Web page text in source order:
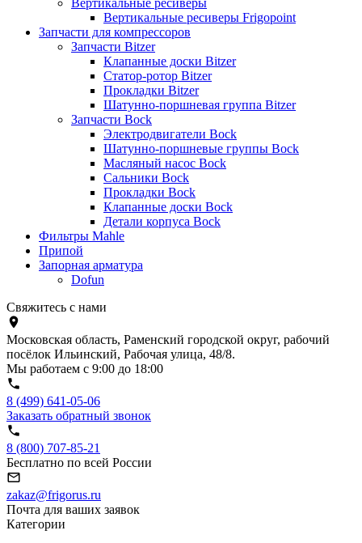
Вертикальные ресиверы Frigopoint
Запчасти для компрессоров
Запчасти Bitzer
Клапанные доски Bitzer
Статор-ротор Bitzer
Прокладки Bitzer
Шатунно-поршневая группа Bitzer
Запчасти Bock
Электродвигатели Bock
Шатунно-поршневые группы Bock
Масляный насос Bock
Сальники Bock
Прокладки Bock
Клапанные доски Bock
Детали корпуса Bock
Фильтры Mahle
Припой
Запорная арматура
Dofun
Свяжитесь с нами
Московская область, Раменский городской округ, рабочий
посёлок Ильинский, Рабочая улица, 48/8.
Мы работаем с 9:00 до 18:00
8 (499) 641-05-06
Заказать обратный звонок
8 (800) 707-85-21
Бесплатно по всей России
zakaz@frigorus.ru
Почта для ваших заявок
Категории